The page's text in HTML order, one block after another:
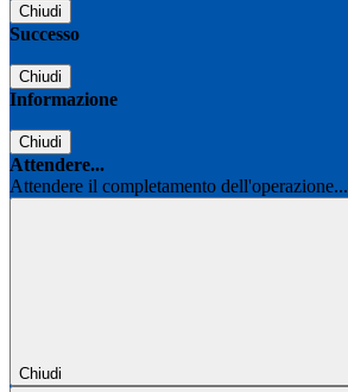
Chiudi
Successo
Chiudi
Informazione
Chiudi
Attendere...
Attendere il completamento dell'operazione...
Chiudi